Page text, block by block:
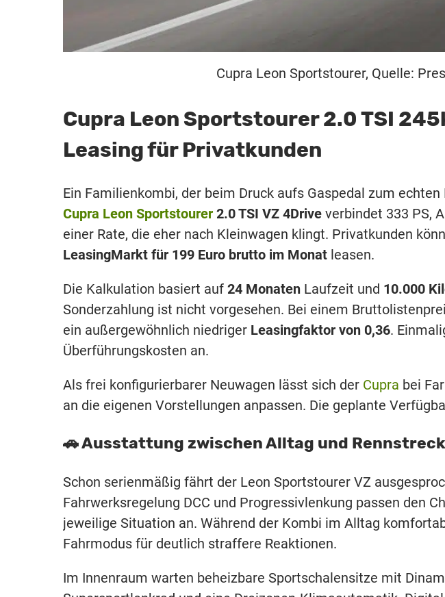
Cupra Leon Sportstourer, Quelle:
Cupra Leon Sportstourer 2.0 TSI
Leasing für Privatkunden
Ein Familienkombi, der beim Druck aufs Gaspedal zum
Cupra Leon Sportstourer 2.0 TSI VZ 4Drive verbindet 333 PS,
einer Rate, die eher nach Kleinwagen klingt. Privatkunden
LeasingMarkt für 199 Euro brutto im Monat leasen.
Die Kalkulation basiert auf 24 Monaten Laufzeit und 10.000
Sonderzahlung ist nicht vorgesehen. Bei einem
ein außergewöhnlich niedriger Leasingfaktor von 0,36.
Überführungskosten an.
Als frei konfigurierbarer Neuwagen lässt sich der Cupra bei
an die eigenen Vorstellungen anpassen. Die geplante
🚗 Ausstattung zwischen Alltag und
Schon serienmäßig fährt der Leon Sportstourer VZ
Fahrwerksregelung DCC und Progressivlenkung passen den
jeweilige Situation an. Während der Kombi im Alltag
Fahrmodus für deutlich straffere Reaktionen.
Im Innenraum warten beheizbare Sportschalensitze mit